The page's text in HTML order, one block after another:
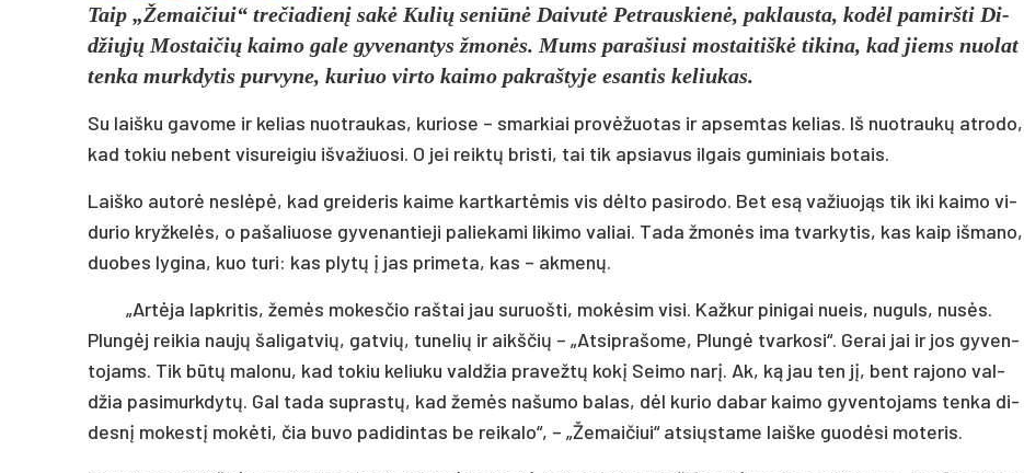
Taip „Že­mai­čiui“ tre­čia­die­nį sa­kė Ku­lių se­niū­nė Dai­vu­tė Pet­raus­kie­nė, pa­klaus­ta, ko­dėl pa­mirš­ti Di­
džių­jų Mos­tai­čių kai­mo ga­le gy­ve­nan­tys žmo­nės. Mums pa­ra­šiu­si mos­tai­tiš­kė ti­ki­na, kad jiems nuo­lat
ten­ka murk­dy­tis pur­vy­ne, ku­riuo vir­to kai­mo pa­kraš­ty­je esan­tis ke­liu­kas.
Su laiš­ku ga­vo­me ir ke­lias nuo­trau­kas, ku­rio­se – smar­kiai pro­vė­žuo­tas ir ap­sem­tas ke­lias. Iš nuo­trau­kų at­ro­do,
kad to­kiu ne­bent vi­su­rei­giu iš­va­žiuo­si. O jei reik­tų bris­ti, tai tik ap­sia­vus il­gais gu­mi­niais bo­tais.
Laiš­ko au­to­rė ne­slė­pė, kad grei­de­ris kai­me kart­kar­tė­mis vis dėl­to pa­si­ro­do. Bet esą va­žiuo­jąs tik iki kai­mo vi­
du­rio kryž­ke­lės, o pa­ša­liuo­se gy­ve­nan­tie­ji pa­lie­ka­mi li­ki­mo va­liai. Ta­da žmo­nės ima tvar­ky­tis, kas kaip iš­ma­no,
duo­bes ly­gi­na, kuo tu­ri: kas ply­tų į jas pri­me­ta, kas – ak­me­nų.
„Ar­tė­ja lapk­ri­tis, že­mės mo­kes­čio raš­tai jau su­ruoš­ti, mo­kė­sim vi­si. Kaž­kur pi­ni­gai nueis, nu­guls, nu­sės.
Plun­gėj rei­kia nau­jų ša­li­gat­vių, gat­vių, tu­ne­lių ir aikš­čių – „At­sip­ra­šo­me, Plun­gė tvar­ko­si“. Ge­rai jai ir jos gy­ven­
to­jams. Tik bū­tų ma­lo­nu, kad to­kiu ke­liu­ku val­džia pra­vež­tų ko­kį Sei­mo na­rį. Ak, ką jau ten jį, bent ra­jo­no val­
džia pa­si­murk­dy­tų. Gal ta­da su­pras­tų, kad že­mės na­šu­mo ba­las, dėl ku­rio da­bar kai­mo gy­ven­to­jams ten­ka di­
des­nį mo­kes­tį mo­kė­ti, čia bu­vo pa­di­din­tas be rei­ka­lo“, – „Že­mai­čiui“ at­siųs­ta­me laiš­ke guo­dė­si mo­te­ris.